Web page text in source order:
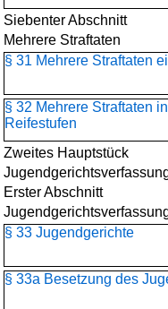
Siebenter Abschnitt
Mehrere Straftaten
§ 31 Mehrere Straftaten
§ 32 Mehrere Straftaten
Reifestufen
Zweites Hauptstück
Erster Abschnitt
§ 33 Jugendgerichte
§ 33a Besetzung des